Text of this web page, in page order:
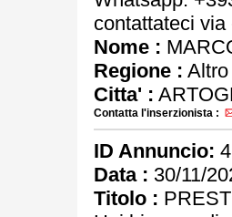
contattateci
Nome :
Regione :
Citta' :
Contatta l'inserzionista :
ID Annuncio:
Data : 30/11/
Titolo :